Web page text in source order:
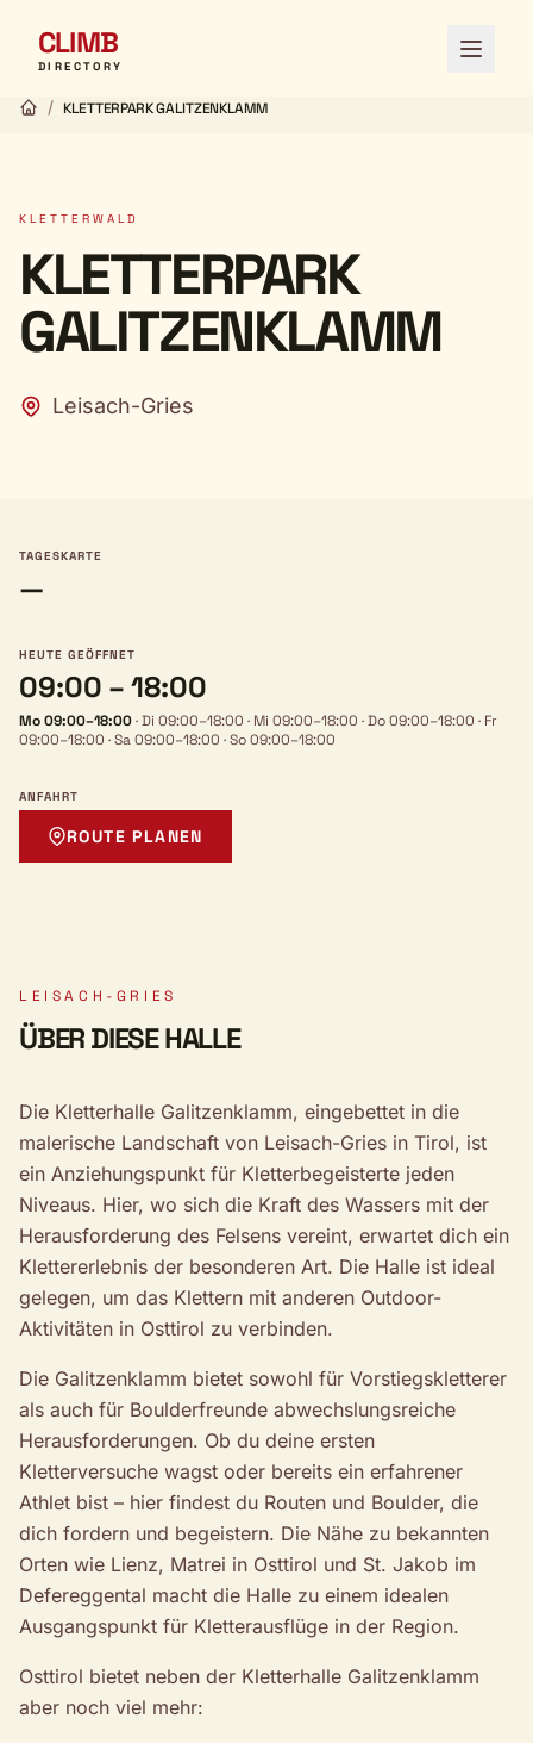
CLIMB
DIRECTORY Menü
/ KLETTERPARK GALITZENKLAMM
KLETTERWALD
KLETTERPARK
GALITZENKLAMM
Leisach-Gries
TAGESKARTE
—
HEUTE GEÖFFNET
09:00 – 18:00
Mo 09:00–18:00·Di 09:00–18:00 · Mi 09:00–18:00 ·Do 09:00–18:00 · Fr
09:00–18:00 ·Sa 09:00–18:00 ·So 09:00–18:00
ANFAHRT
ROUTE PLANEN
LEISACH-GRIES
ÜBER DIESE HALLE
Die Kletterhalle Galitzenklamm, eingebettet in die
malerische Landschaft von Leisach-Gries in Tirol, ist
ein Anziehungspunkt für Kletterbegeisterte jeden
Niveaus. Hier, wo sich die Kraft des Wassers mit der
Herausforderung des Felsens vereint, erwartet dich ein
Klettererlebnis der besonderen Art. Die Halle ist ideal
gelegen, um das Klettern mit anderen Outdoor-
Aktivitäten in Osttirol zu verbinden.
Die Galitzenklamm bietet sowohl für Vorstiegskletterer
als auch für Boulderfreunde abwechslungsreiche
Herausforderungen. Ob du deine ersten
Kletterversuche wagst oder bereits ein erfahrener
Athlet bist – hier findest du Routen und Boulder, die
dich fordern und begeistern. Die Nähe zu bekannten
Orten wie Lienz, Matrei in Osttirol und St. Jakob im
Defereggental macht die Halle zu einem idealen
Ausgangspunkt für Kletterausflüge in der Region.
Osttirol bietet neben der Kletterhalle Galitzenklamm
aber noch viel mehr: